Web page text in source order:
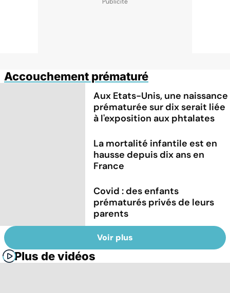
Accouchement prématuré
Aux Etats-Unis, une naissance
prématurée sur dix serait liée
à l'exposition aux phtalates
La mortalité infantile est en
hausse depuis dix ans en
France
Covid : des enfants
prématurés privés de leurs
parents
Voir plus
Plus de vidéos